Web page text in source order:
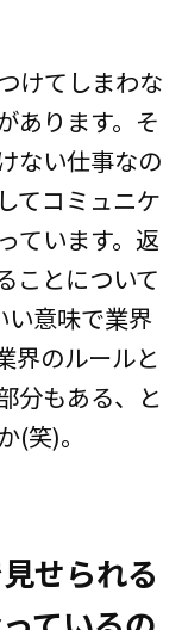
けてしまわな
あります。そ
ない仕事なの
てコミュニケ
ています。返
ことについて
意味で業界
界のルールと
分もある、と
(笑)。
せられる